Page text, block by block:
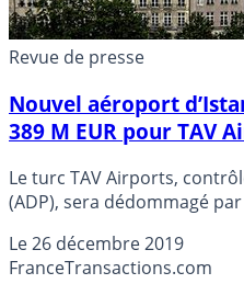
Revue de presse
Nouvel aéroport
389 M EUR pour TAV
Le turc TAV Airports,
(ADP), sera dédommagé
l’aéroport qu’il exploitait à
aéroport a repris ce trafic, a
Le26 décembre 2019
FranceTransactions.com